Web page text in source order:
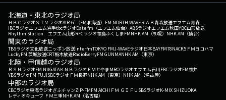
北海道・東北のラジオ局
ＨＢＣラジオＳＴＶラジオAIR-G'（FM北海道） FM NORTH WAVEＲＡＢ青森放送エフエム青森
IBCラジオエフエム岩手tbcラジオDate fm（エフエム仙台） ABSラジオエフエム秋田YBC山形放送
Rhythm Station エフエム山形RFCラジオ福島ふくしまFMNHK AM（札幌） NHK AM（仙台）
関東のラジオ局
TBSラジオ文化放送ニッポン放送interfmTOKYO FMJ-WAVEラジオ日本BAYFM78NACK5 ＦＭヨコハマ
LuckyFM 茨城放送CRT栃木放送RadioBerryFM GUNMANHK AM（東京）
北陸・甲信越のラジオ局
ＢＳＮラジオFM NIIGATAＫＮＢラジオ ＦＭとやまMROラジオエフエム石川FBCラジオFM福井
YBSラジオFM FUJISBCラジオ ＦＭ長野NHK AM（東京） NHK AM（名古屋）
中部のラジオ局
CBCラジオ東海ラジオぎふチャンZIP-FMFM AICHI ＦＭ ＧＩＦＵ SBSラジオK-MIX SHIZUOKA
レディオキューブ ＦＭ三重NHK AM（名古屋）